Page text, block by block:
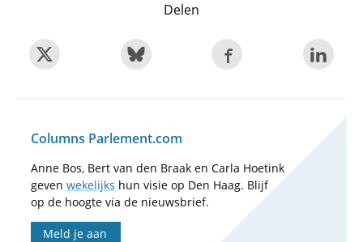
Delen
Columns Parlement.com
Anne Bos, Bert van den Braak en Carla Hoetink
geven wekelijks hun visie op Den Haag. Blijf
op de hoogte via de nieuwsbrief.
Meld je aan